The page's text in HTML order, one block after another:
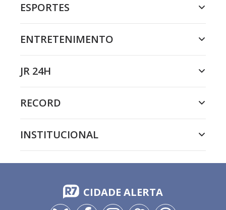
ESPORTES
ENTRETENIMENTO
JR 24H
RECORD
INSTITUCIONAL
CIDADE ALERTA